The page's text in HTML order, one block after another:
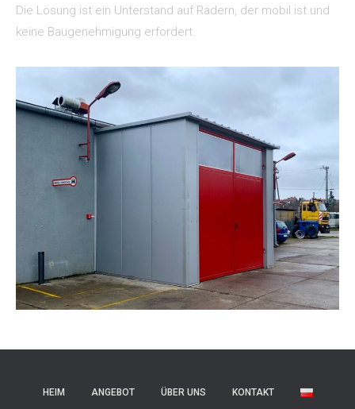
Die Lösung ist ein Unterstand auf Rädern, der mobil ist und
keine Baugenehmigung erfordert.
HEIM ANGEBOT ÜBER UNS KONTAKT